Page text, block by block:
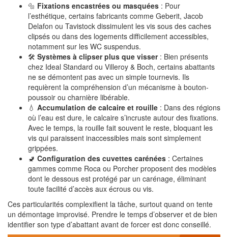
🔩 Fixations encastrées ou masquées : Pour
l’esthétique, certains fabricants comme Geberit, Jacob
Delafon ou Tavistock dissimulent les vis sous des caches
clipsés ou dans des logements difficilement accessibles,
notamment sur les WC suspendus.
🛠️ Systèmes à clipser plus que visser: Bien présents
chez Ideal Standard ou Villeroy & Boch, certains abattants
ne se démontent pas avec un simple tournevis. Ils
requièrent la compréhension d’un mécanisme à bouton-
poussoir ou charnière libérable.
💧 Accumulation de calcaire et rouille : Dans des régions
où l’eau est dure, le calcaire s’incruste autour des fixations.
Avec le temps, la rouille fait souvent le reste, bloquant les
vis qui paraissent inaccessibles mais sont simplement
grippées.
🚽 Configuration des cuvettes carénées : Certaines
gammes comme Roca ou Porcher proposent des modèles
dont le dessous est protégé par un carénage, éliminant
toute facilité d’accès aux écrous ou vis.
Ces particularités complexifient la tâche, surtout quand on tente
un démontage improvisé. Prendre le temps d’observer et de bien
identifier son type d’abattant avant de forcer est donc conseillé.